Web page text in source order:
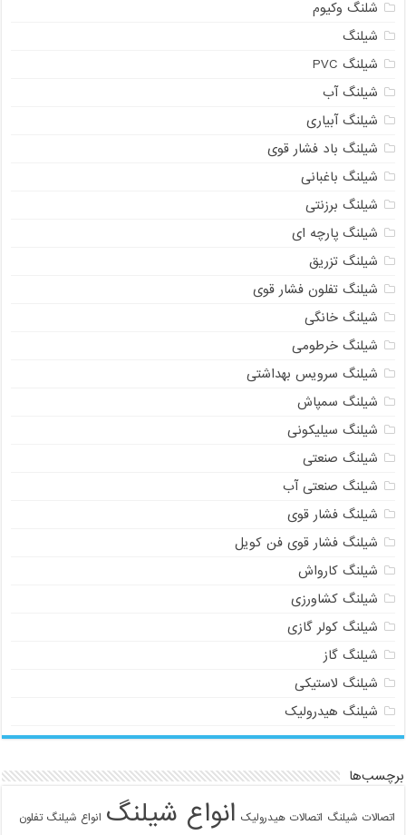
شلنگ وکیوم
شیلنگ
شیلنگ PVC
شیلنگ آب
شیلنگ آبیاری
شیلنگ باد فشار قوی
شیلنگ باغبانی
شیلنگ برزنتی
شیلنگ پارچه‌ ای
شیلنگ تزریق
شیلنگ تفلون فشار قوی
شیلنگ خانگی
شیلنگ خرطومی
شیلنگ سرویس بهداشتی
شیلنگ سمپاش
شیلنگ سیلیکونی
شیلنگ صنعتی
شیلنگ صنعتی آب
شیلنگ فشار قوی
شیلنگ فشار قوی فن کویل
شیلنگ کارواش
شیلنگ کشاورزی
شیلنگ کولر گازی
شیلنگ گاز
شیلنگ لاستیکی
شیلنگ هیدرولیک
برچسب‌ها
اتصالات شیلنگ اتصالات هیدرولیک انواع شیلنگ انواع شیلنگ تفلون